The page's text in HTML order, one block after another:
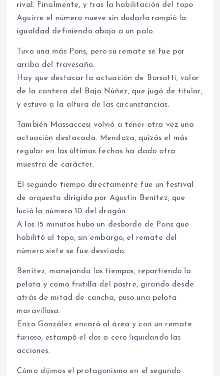
rival. Finalmente, y tras la habilitación del topo
Aguirre el número nueve sin dudarlo rompió la
igualdad definiendo abajo a un palo.
Tuvo una más Pons, pero su remate se fue por
arriba del travesaño.
Hay que destacar la actuación de Borsotti, valor
de la cantera del Bajo Núñez, que jugó de titular,
y estuvo a la altura de las circunstancias.
También Massaccesi volvió a tener otra vez una
actuación destacada. Mendoza, quizás el más
regular en las últimas fechas ha dado otra
muestra de carácter.
El segundo tiempo directamente fue un festival
de orquesta dirigido por Agustin Benítez, que
lució la número 10 del dragón.
A los 15 minutos hubo un desborde de Pons que
habilitó al topo, sin embargo, el remate del
número siete se fue desviado.
Benitez, manejando los tiempos, repartiendo la
pelota y como frutilla del postre, girando desde
atrás de mitad de cancha, puso una pelota
maravillosa.
Enzo González encaró al área y con un remate
furioso, estampó el dos a cero liquidando las
acciones.
Cómo dijimos el protagonismo en el segundo